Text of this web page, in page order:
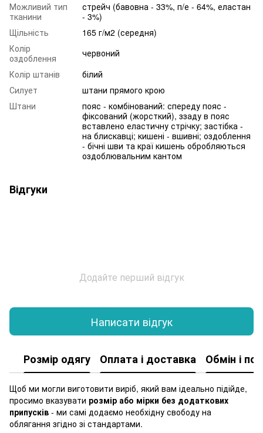
Можливий тип
тканини
стрейч (бавовна - 33%, п/е - 64%, еластан
- 3%)
Щільність
165 г/м2 (середня)
Колір
оздоблення
червоний
Колір штанів
білий
Силует
штани прямого крою
Штани
пояс - комбінований: спереду пояс -
фіксований (жорсткий), ззаду в пояс
вставлено еластичну стрічку; застібка -
на блискавці; кишені - вшивні; оздоблення
- бічні шви та краї кишень обробляються
оздоблювальним кантом
Відгуки
Додайте перший відгук
Написати відгук
Розмір одягу Оплата і доставка Обмін і
Щоб ми могли виготовити виріб, який вам ідеально підійде,
просимо вказувати розмір або мірки без додаткових
припусків - ми самі додаємо необхідну свободу на
облягання згідно зі стандартами.